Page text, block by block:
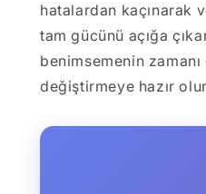
hatalardan kaçınarak
tam gücünü açığa
benimsemenin
değiştirmeye hazır